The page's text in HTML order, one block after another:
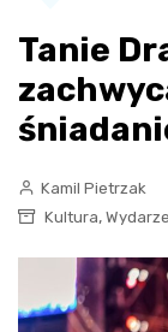
Tanie
Kamil Pietrzak
Kultura,